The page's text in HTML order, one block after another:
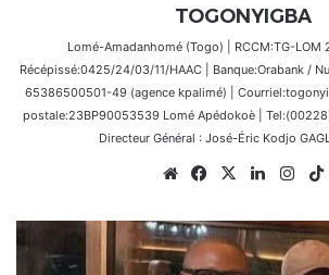
TOGONYIGBA
Lomé-Amadanhomé (Togo) | RCCM:TG-LOM
Récépissé:0425/24/03/11/HAAC | Banque:Orabank /
65386500501-49 (agence kpalimé) |
postale:23BP90053539 Lomé Apédokoè |
Directeur Général : José-Éric Kodjo
WebsiteFacebook
X Linkedin